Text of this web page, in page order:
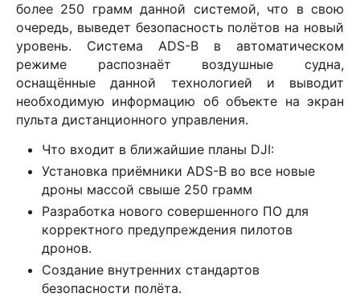
более 250 грамм данной системой, что в свою
очередь, выведет безопасность полётов на новый
уровень. Система ADS-B в автоматическом
режиме распознаёт воздушные судна,
оснащённые данной технологией и выводит
необходимую информацию об объекте на экран
пульта дистанционного управления.
Что входит в ближайшие планы DJI:
Установка приёмники ADS-B во все новые
дроны массой свыше 250 грамм
Разработка нового совершенного ПО для
корректного предупреждения пилотов
дронов.
Создание внутренних стандартов
безопасности полёта.